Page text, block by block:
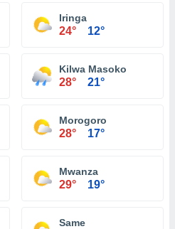
Iringa
24° 12°
Kilwa Masoko
28° 21°
Morogoro
28° 17°
Mwanza
29° 19°
Same